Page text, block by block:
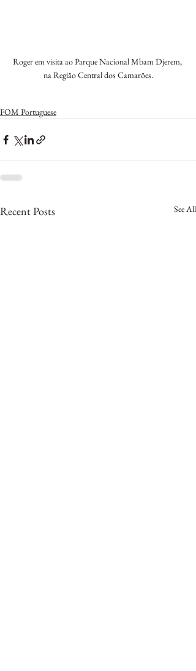
Roger em visita ao Parque Nacional Mbam Djerem,
na Região Central dos Camarões.
FOM Portuguese
Recent Posts See All